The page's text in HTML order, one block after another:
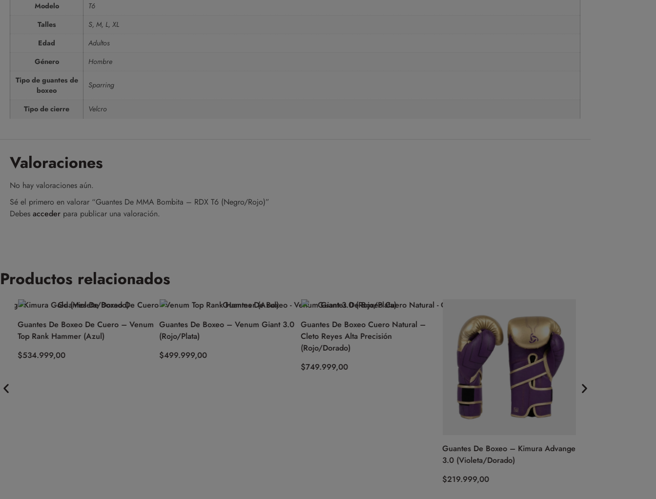
Modelo
T6
Talles
S, M, L, XL
Edad
Adultos
Género
Hombre
Tipo de guantes de
boxeo
Sparring
Tipo de cierre Velcro
Valoraciones
No hay valoraciones aún.
Sé el primero en valorar “Guantes De MMA Bombita – RDX T6 (Negro/Rojo)”
Debes acceder para publicar una valoración.
Productos relacionados
Guantes De Boxeo De Cuero – Venum
Top Rank Hammer (Azul)
$534.999,00
Guantes De Boxeo – Venum Giant 3.0
(Rojo/Plata)
$499.999,00
Guantes De Boxeo Cuero Natural –
Cleto Reyes Alta Precisión
(Rojo/Dorado)
$749.999,00
Guantes De Boxeo – Kimura Advanger
3.0 (Violeta/Dorado)
$219.999,00